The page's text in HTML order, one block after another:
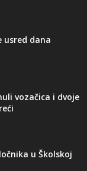
usred dana
vozačica i dvoje
u Školskoj